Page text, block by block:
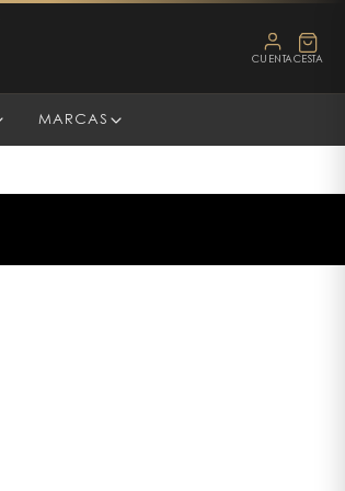
CUENTA CESTA
MARCAS